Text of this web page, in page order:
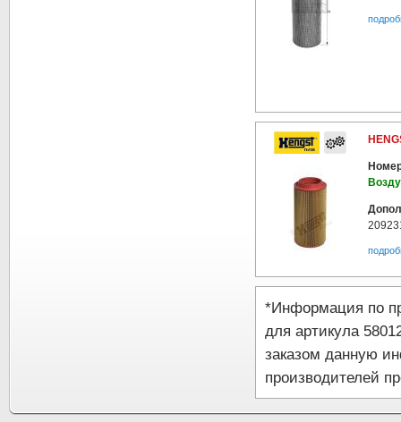
*Информация по
для артикула
заказом данную
производителей